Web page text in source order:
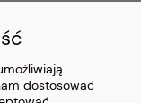
dostosować